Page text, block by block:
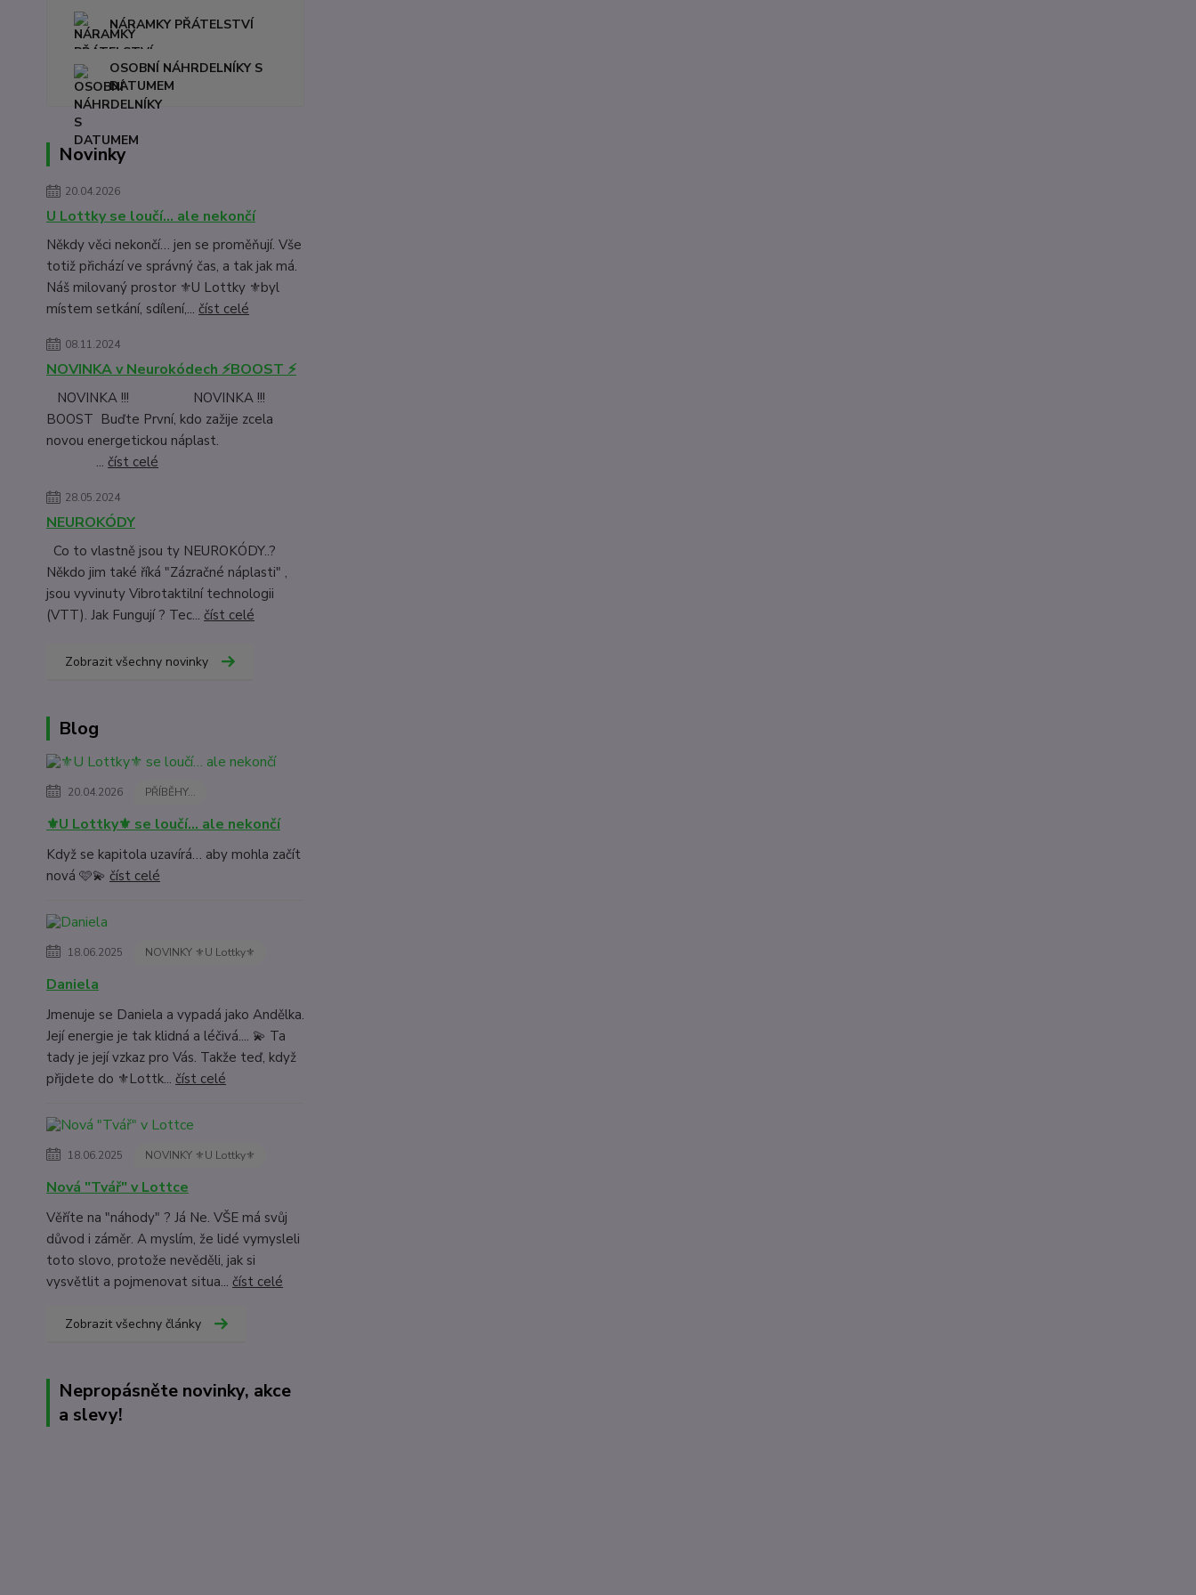
NÁRAMKY PŘÁTELSTVÍ
OSOBNÍ NÁHRDELNÍKY S
DATUMEM
Novinky
20.04.2026
U Lottky se loučí… ale nekončí
Někdy věci nekončí… jen se proměňují. Vše
totiž přichází ve správný čas, a tak jak má.
Náš milovaný prostor ⚜️U Lottky ⚜️byl
místem setkání, sdílení,... číst celé
08.11.2024
NOVINKA v Neurokódech ⚡BOOST ⚡
NOVINKA !!! NOVINKA !!!
BOOST Buďte První, kdo zažije zcela
novou energetickou náplast.
... číst celé
28.05.2024
NEUROKÓDY
Co to vlastně jsou ty NEUROKÓDY..?
Někdo jim také říká "Zázračné náplasti" ,
jsou vyvinuty Vibrotaktilní technologii
(VTT). Jak Fungují ? Tec... číst celé
Zobrazit všechny novinky
Blog
20.04.2026 PŘÍBĚHY...
⚜️U Lottky⚜️ se loučí… ale nekončí
Když se kapitola uzavírá… aby mohla začít
nová 🩷💫 číst celé
18.06.2025 NOVINKY ⚜️U Lottky⚜️
Daniela
Jmenuje se Daniela a vypadá jako Andělka.
Její energie je tak klidná a léčivá.... 💫 Ta
tady je její vzkaz pro Vás. Takže teď, když
přijdete do ⚜️Lottk... číst celé
18.06.2025 NOVINKY ⚜️U Lottky⚜️
Nová "Tvář" v Lottce
Věříte na "náhody" ? Já Ne. VŠE má svůj
důvod i záměr. A myslím, že lidé vymysleli
toto slovo, protože nevěděli, jak si
vysvětlit a pojmenovat situa... číst celé
Zobrazit všechny články
Nepropásněte novinky, akce
a slevy!